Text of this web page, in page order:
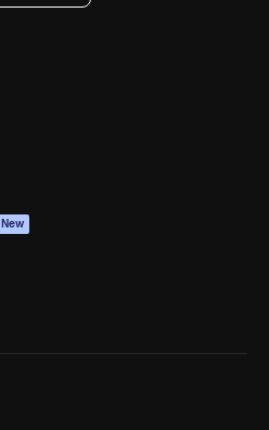
New